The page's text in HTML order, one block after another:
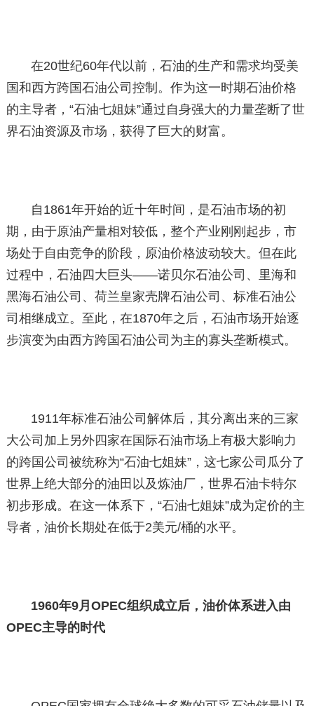
在20世纪60年代以前，石油的生产和需求均受美
国和西方跨国石油公司控制。作为这一时期石油价格
的主导者，“石油七姐妹”通过自身强大的力量垄断了世
界石油资源及市场，获得了巨大的财富。
自1861年开始的近十年时间，是石油市场的初
期，由于原油产量相对较低，整个产业刚刚起步，市
场处于自由竞争的阶段，原油价格波动较大。但在此
过程中，石油四大巨头——诺贝尔石油公司、里海和
黑海石油公司、荷兰皇家壳牌石油公司、标准石油公
司相继成立。至此，在1870年之后，石油市场开始逐
步演变为由西方跨国石油公司为主的寡头垄断模式。
1911年标准石油公司解体后，其分离出来的三家
大公司加上另外四家在国际石油市场上有极大影响力
的跨国公司被统称为“石油七姐妹”，这七家公司瓜分了
世界上绝大部分的油田以及炼油厂，世界石油卡特尔
初步形成。在这一体系下，“石油七姐妹”成为定价的主
导者，油价长期处在低于2美元/桶的水平。
1960年9月OPEC组织成立后，油价体系进入由
OPEC主导的时代